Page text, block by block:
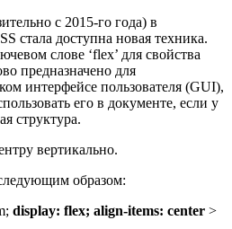
с 2015-го года) в
стала доступна новая техника.
слове ‘flex’ для свойства
предназначено для
интерфейсе пользователя (GUI),
его в документе, если у
структура.
вертикально.
образом:
display: flex; align-items: center >